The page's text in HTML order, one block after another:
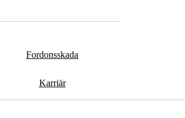
Fordonsskada
Karriär